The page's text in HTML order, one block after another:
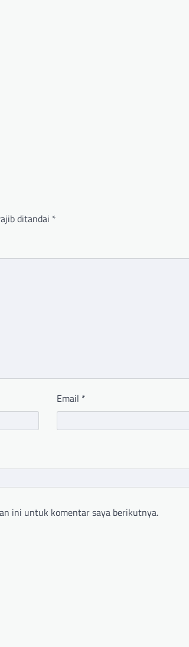
ditandai *
Email *
ini untuk komentar saya berikutnya.